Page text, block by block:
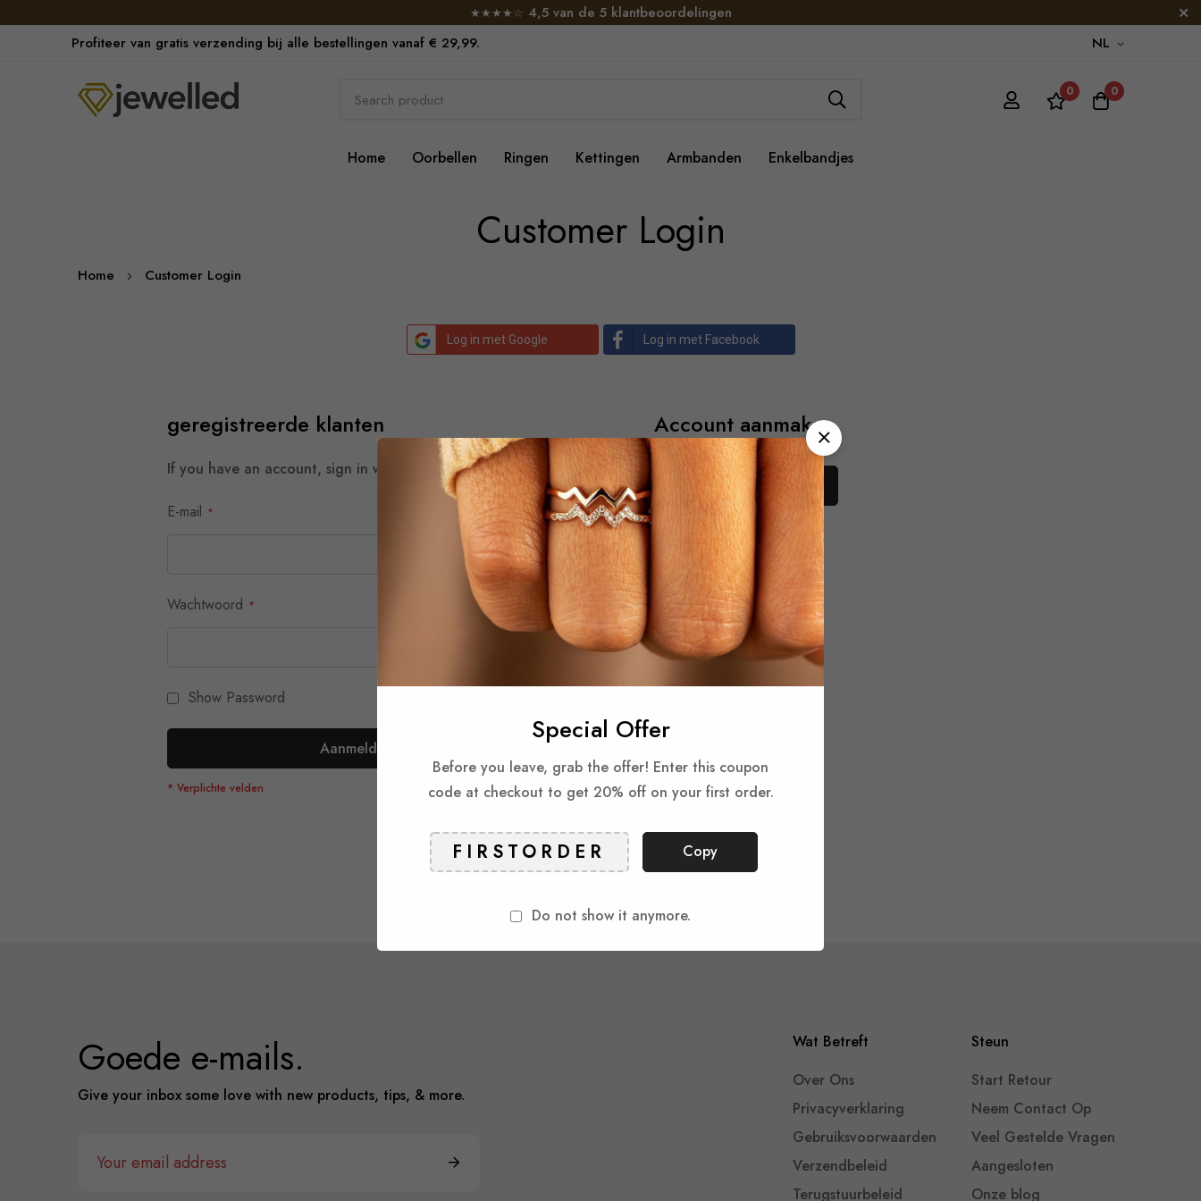
Special Offer
Before you leave, grab the offer! Enter this coupon
code at checkout to get 20% off on your first order.
Copy
Do not show it anymore.
★★★★☆ 4,5 van de 5 klantbeoordelingen
Profiteer van gratis verzending bij alle bestellingen vanaf € 29,99.
NL
0 0
Home Oorbellen Ringen Kettingen Armbanden Enkelbandjes
Customer Login
Home Customer Login
Log in met Google Log in met Facebook
geregistreerde klanten
If you have an account, sign in with your email address.
E-mail
Wachtwoord
Show Password
Aanmelden
Je wachtwoord vergeten?
Account aanmaken
Account aanmaken
Goede e-mails.
Give your inbox some love with new products, tips, & more.
Wat Betreft
Over Ons
Privacyverklaring
Gebruiksvoorwaarden
Verzendbeleid
Terugstuurbeleid
Steun
Start Retour
Neem Contact Op
Veel Gestelde Vragen
Aangesloten
Onze blog